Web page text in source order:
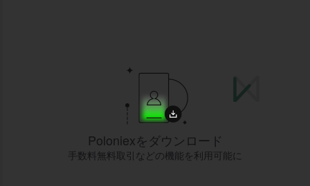
Poloniexをダウンロード
手数料無料取引などの機能を利用可能に